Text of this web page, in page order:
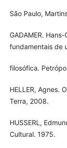
São Paulo,
GADAMER.
fundamentais de
filosófica.
HELLER, Agnes.
Terra, 2008.
HUSSERL,
Cultural. 1975.